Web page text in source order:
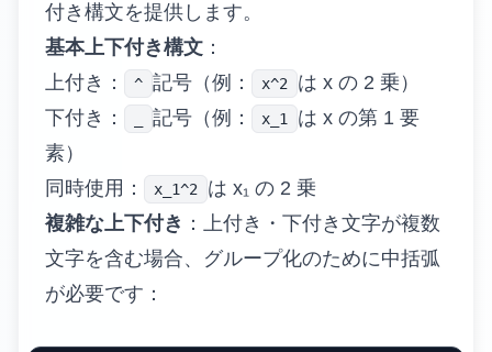
付き構文を提供します。
基本上下付き構文 ：
上付き：
^ 記号（例： x^2
は x の 2 乗）
下付き：
記号（例： x_1
は x の第 1 要
素）
同時使用：
x_1^2
は x₁ の 2 乗
複雑な上下付き ：上付き・下付き文字が複数
文字を含む場合、グループ化のために中括弧
が必要です：